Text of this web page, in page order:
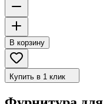
В корзину
Купить в 1 клик